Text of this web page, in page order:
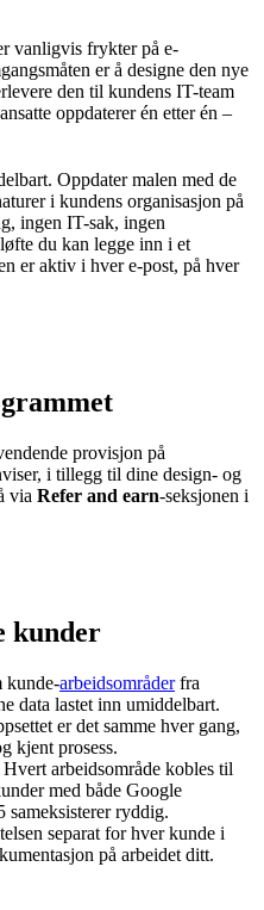
vanligvis frykter på e-
er å designe den nye
den til kundens IT-team
oppdaterer én etter én –
Oppdater malen med de
i kundens organisasjon på
ingen IT-sak, ingen
du kan legge inn i et
er aktiv i hver e-post, på hver
provisjon på
i tillegg til dine design- og
via Refer and earn-seksjonen i
kunder
kunde-arbeidsområderfra
data lastet inn umiddelbart.
er det samme hver gang,
kjent prosess.
Hvert arbeidsområde kobles til
med både Google
sameksisterer ryddig.
separat for hver kunde i
på arbeidet ditt.